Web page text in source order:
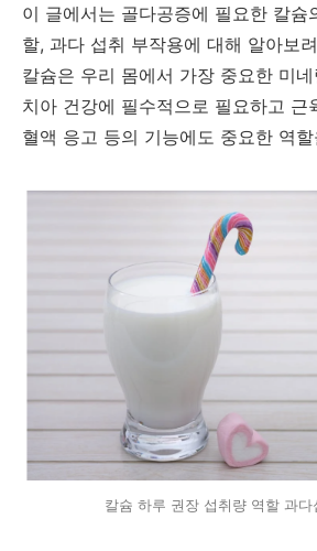
이 글에서는 골다공증에 필요한 칼슘
할, 과다 섭취 부작용에 대해 알아보
칼슘은 우리 몸에서 가장 중요한 미
치아 건강에 필수적으로 필요하고 근
혈액 응고 등의 기능에도 중요한 역
칼슘 하루 권장 섭취량 역할 과다